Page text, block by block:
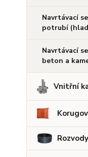
Navrtávací
potrubí
Navrtávací
beton a
Vnitřní